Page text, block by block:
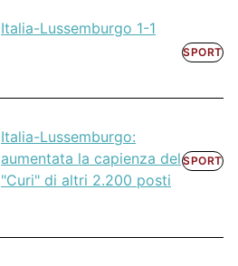
Italia-Lussemburgo 1-1
SPORT
Italia-Lussemburgo:
aumentata la capienza del
"Curi" di altri 2.200 posti
SPORT